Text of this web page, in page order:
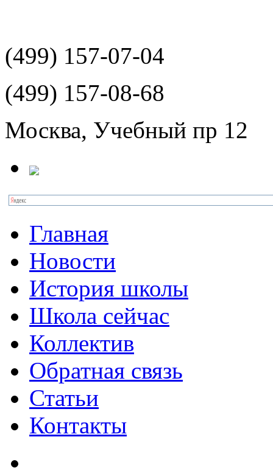
(499) 157-07-04
(499) 157-08-68
Москва, Учебный пр 12
Главная
Новости
История школы
Школа сейчас
Коллектив
Обратная связь
Статьи
Контакты